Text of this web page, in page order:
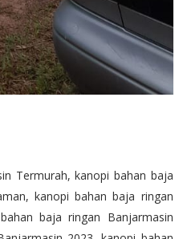
Termurah, kanopi bahan baja
kanopi bahan baja ringan
baja ringan Banjarmasin